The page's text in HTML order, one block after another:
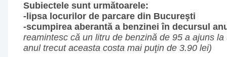
Subiectele sunt următoarele:
-lipsa locurilor de parcare din Bucureşti
-scumpirea aberantă a benzinei în decursul
reamintesc că un litru de benzină de 95 a ajuns
anul trecut aceasta costa mai puţin de 3.90 lei)